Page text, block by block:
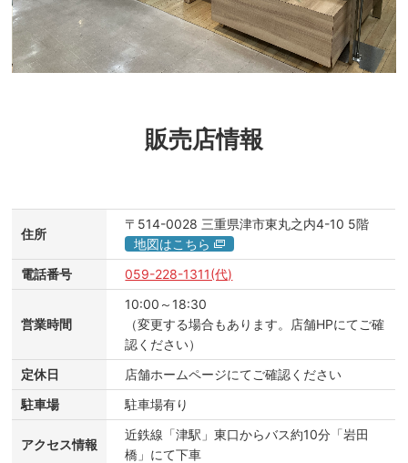
販売店情報
住所
〒514-0028 三重県津市東丸之内4-10 5階
地図はこちら
電話番号
059-228-1311(代)
営業時間
10:00～18:30
（変更する場合もあります。店舗HPにてご確
認ください）
定休日
店舗ホームページにてご確認ください
駐車場
駐車場有り
アクセス情報
近鉄線「津駅」東口からバス約10分「岩田
橋」にて下車